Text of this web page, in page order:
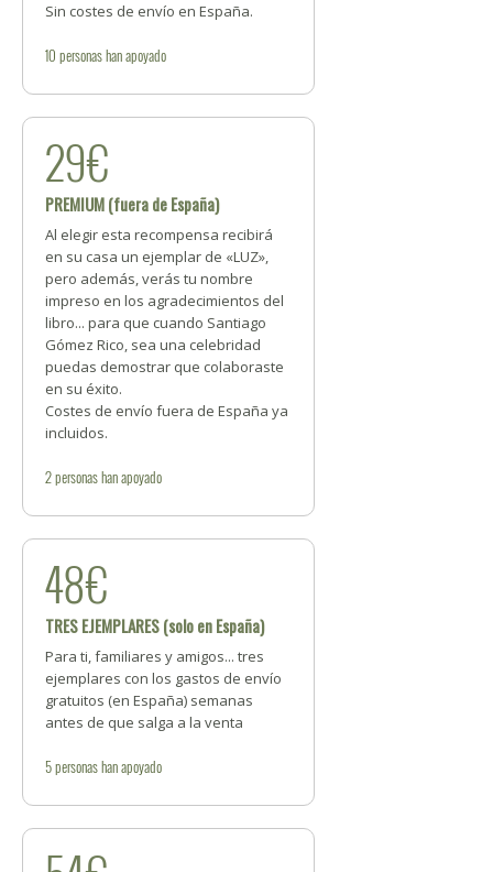
Sin costes de envío en España.
10 personashan apoyado
29€
PREMIUM (fuera de España)
Al elegir esta recompensa recibirá
en su casa un ejemplar de «LUZ»,
pero además, verás tu nombre
impreso en los agradecimientos del
libro... para que cuando Santiago
Gómez Rico, sea una celebridad
puedas demostrar que colaboraste
en su éxito.
Costes de envío fuera de España ya
incluidos.
2personashan apoyado
48€
TRES EJEMPLARES (solo en España)
Para ti, familiares y amigos... tres
ejemplares con los gastos de envío
gratuitos (en España) semanas
antes de que salga a la venta
5personashan apoyado